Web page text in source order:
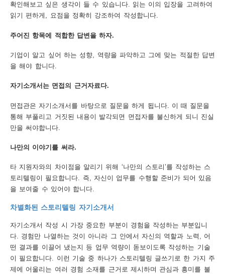
확인해보고 싶은 생각이 들 수 있습니다. 읽는 이의 입장을 고려하여
읽기 편하게, 요점을 정확히 강조하여 작성합니다.
주어진 항목에 적합한 답변을 하자.
기업이 알고 싶어 하는 성향, 역량을 파악하고 그에 맞는 적절한 답변
을 해야 합니다.
자기소개서는 면접의 근거자료다.
면접관은 자기소개서를 바탕으로 질문을 하게 됩니다. 이 때 질문을
통해 부풀리고 거짓된 내용이 발각되면 면접자를 불신하게 되니 진실
만을 써야합니다.
나만의 이야기를 써라.
타 지원자와의 차이점을 알리기 위해 ‘나만의 스토리’를 작성하는 스
토리텔링이 필요합니다. 즉, 자신이 업무를 수행할 준비가 되어 있음
을 보여줄 수 있어야 합니다.
차별화된 스토리텔링 자기소개서
자기소개서 작성 시 가장 중요한 부분이 경험을 작성하는 부분입니
다. 경험만 나열하는 것이 아니라 그 안에서 자신의 역할과 노력, 어
떤 결과를 이끌어 냈는지 등 업무 역량이 돋보이도록 작성하는 기술
이 필요합니다. 이런 기술 중 하나가 스토리텔링 글쓰기로 한 가지 주
제에 어울리는 여러 경험 소재를 근거로 제시하며 관심과 흥미를 불
우
미
취
사
안
내